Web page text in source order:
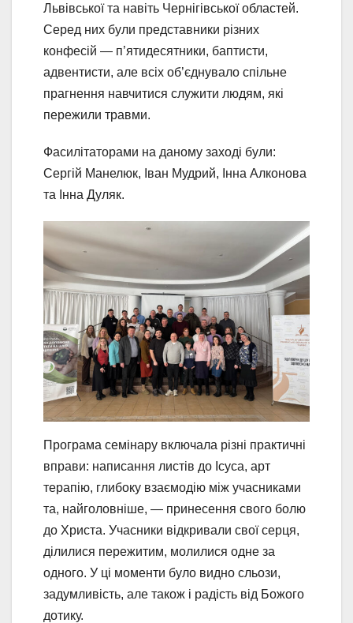
Львівської та навіть Чернігівської областей.
Серед них були представники різних
конфесій — п’ятидесятники, баптисти,
адвентисти, але всіх об’єднувало спільне
прагнення навчитися служити людям, які
пережили травми.
Фасилітаторами на даному заході були:
Сергій Манелюк, Іван Мудрий, Інна Алконова
та Інна Дуляк.
Програма семінару включала різні практичні
вправи: написання листів до Ісуса, арт
терапію, глибоку взаємодію між учасниками
та, найголовніше, — принесення свого болю
до Христа. Учасники відкривали свої серця,
ділилися пережитим, молилися одне за
одного. У ці моменти було видно сльози,
задумливість, але також і радість від Божого
дотику.